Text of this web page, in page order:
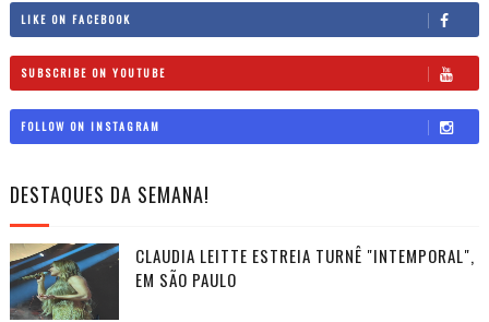
LIKE ON FACEBOOK
SUBSCRIBE ON YOUTUBE
FOLLOW ON INSTAGRAM
DESTAQUES DA SEMANA!
CLAUDIA LEITTE ESTREIA TURNÊ "INTEMPORAL",
EM SÃO PAULO